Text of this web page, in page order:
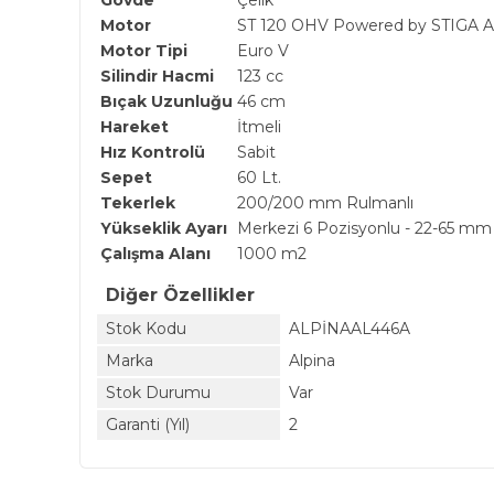
Motor
ST 120 OHV Powered by STIGA
Motor Tipi
Euro V
Silindir Hacmi
123 cc
Bıçak Uzunluğu 46 cm
Hareket
İtmeli
Hız Kontrolü
Sabit
Sepet
60 Lt.
Tekerlek
200/200 mm Rulmanlı
Yükseklik Ayarı
Merkezi 6 Pozisyonlu - 22-65 mm
Çalışma Alanı
1000 m2
Diğer Özellikler
Stok Kodu
ALPİNAAL446A
Marka
Alpina
Stok Durumu
Var
Garanti (Yıl)
2